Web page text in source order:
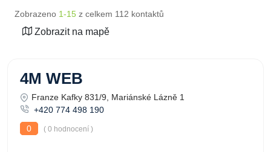
Zobrazeno 1-15 z celkem 112 kontaktů
Zobrazit na mapě
4M WEB
Franze Kafky 831/9, Mariánské Lázně 1
+420 774 498 190
0
( 0 hodnocení )